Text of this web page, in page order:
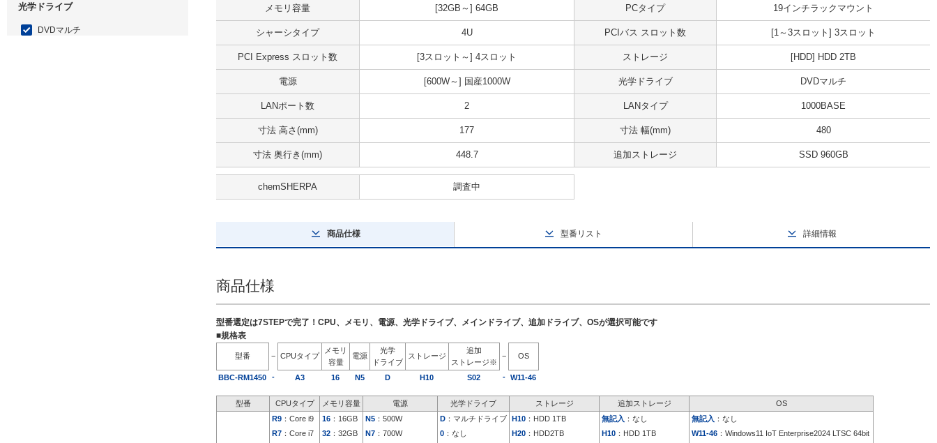
光学ドライブ
DVDマルチ
メモリ容量 [32GB～] 64GB PCタイプ 19インチラックマウント
シャーシタイプ 4U PCIバス スロット数 [1～3スロット] 3スロット
PCI Express スロット数 [3スロット～] 4スロット ストレージ [HDD] HDD 2TB
電源 [600W～] 国産1000W 光学ドライブ DVDマルチ
LANポート数 2 LANタイプ 1000BASE
寸法 高さ(mm) 177 寸法 幅(mm) 480
寸法 奥行き(mm) 448.7 追加ストレージ SSD 960GB
chemSHERPA 調査中
商品仕様 型番リスト 詳細情報
商品仕様
型番選定は7STEPで完了！CPU、メモリ、電源、光学ドライブ、メインドライブ、追加ドライブ、OSが選択可能です
■規格表
型番 − CPUタイプ
メモリ
容量
電源
光学
ドライブ
ストレージ
追加
ストレージ※
− OS
BBC-RM1450 - A3 16 N5 D H10 S02 - W11-46
型番 CPUタイプ メモリ容量 電源 光学ドライブ ストレージ 追加ストレージ OS
R9 ：Core i9 16 ：16GB N5 ：500W D ：マルチドライブ H10 ：HDD 1TB 無記入 ：なし 無記入 ：なし
R7 ：Core i7 32 ：32GB N7 ：700W 0 ：なし H20 ：HDD2TB H10 ：HDD 1TB W11-46 ：Windows11 IoT Enterprise2024 LTSC 64bit